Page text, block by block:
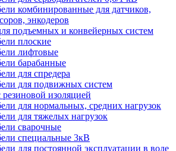
комбинированные для датчиков,
энкодеров
подъемных и конвейерных систем
плоские
лифтовые
барабанные
для спредера
для подвижных систем
резиновой изоляцией
для нормальных, средних нагрузок
для тяжелых нагрузок
сварочные
специальные 3кВ
для постоянной эксплуатации в воде